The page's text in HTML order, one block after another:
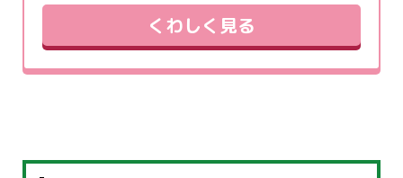
くわしく見る